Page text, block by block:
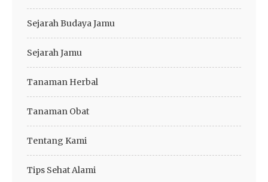
Sejarah Budaya Jamu
Sejarah Jamu
Tanaman Herbal
Tanaman Obat
Tentang Kami
Tips Sehat Alami